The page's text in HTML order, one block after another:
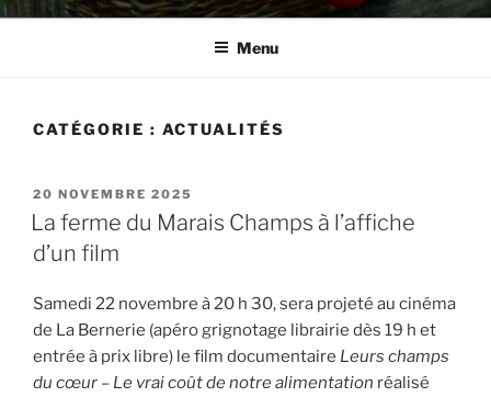
Menu
CATÉGORIE : ACTUALITÉS
PUBLIÉ
LE
20 NOVEMBRE 2025
La ferme du Marais Champs à l’affiche
d’un film
Samedi 22 novembre à 20 h 30, sera projeté au cinéma
de La Bernerie (apéro grignotage librairie dès 19 h et
entrée à prix libre) le film documentaire Leurs champs
du cœur – Le vrai coût de notre alimentation réalisé